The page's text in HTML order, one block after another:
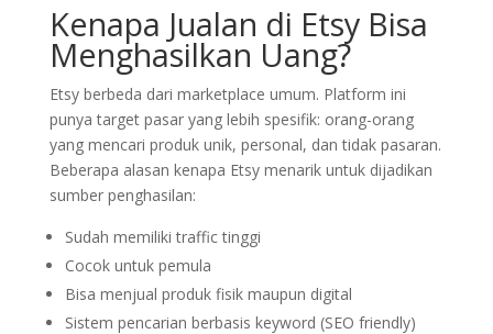
Kenapa Jualan di Etsy Bisa
Menghasilkan Uang?
Etsy berbeda dari marketplace umum. Platform ini
punya target pasar yang lebih spesifik: orang-orang
yang mencari produk unik, personal, dan tidak pasaran.
Beberapa alasan kenapa Etsy menarik untuk dijadikan
sumber penghasilan:
Sudah memiliki traffic tinggi
Cocok untuk pemula
Bisa menjual produk fisik maupun digital
Sistem pencarian berbasis keyword (SEO friendly)